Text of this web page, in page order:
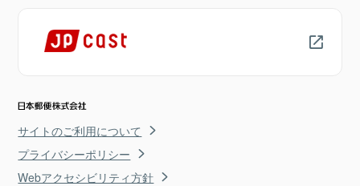
サイトのご利用について
プライバシーポリシー
Webアクセシビリティ方針